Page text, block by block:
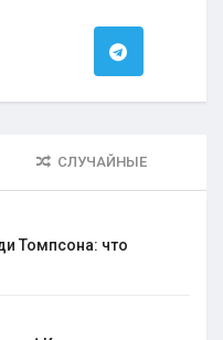
СЛУЧАЙНЫЕ
Томпсона: что